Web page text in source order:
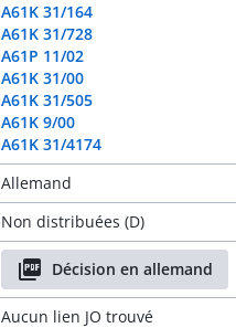
A61K 31/164
A61K 31/728
A61P 11/02
A61K 31/00
A61K 31/505
A61K 9/00
A61K 31/4174
Allemand
Non distribuées (D)
Décision en allemand
Aucun lien JO trouvé